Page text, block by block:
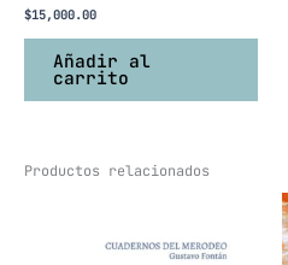
$15,000.00
Añadir al
carrito
Productos relacionados